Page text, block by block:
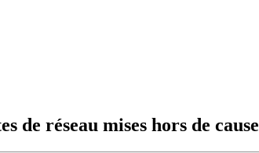
de réseau mises hors de cause